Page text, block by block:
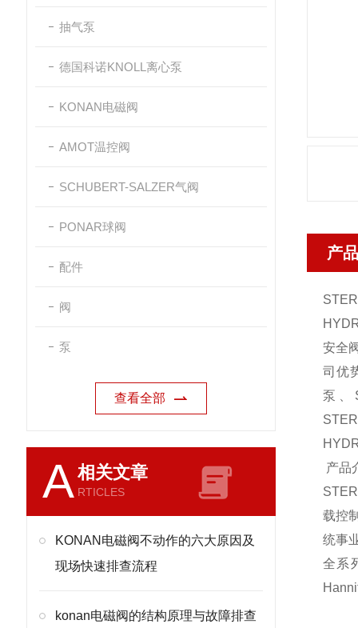
抽气泵
德国科诺KNOLL离心泵
KONAN电磁阀
AMOT温控阀
SCHUBERT-SALZER气阀
PONAR球阀
配件
阀
泵
查看全部
A相关文章
RTICLES
KONAN电磁阀不动作的六大原因及
现场快速排查流程
konan电磁阀的结构原理与故障排查
产
安全
司优
泵、
产品
载控
统事
全系